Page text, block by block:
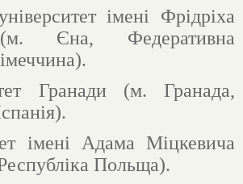
імені Фрідріха
Єна, Федеративна
Гранади (м. Гранада,
імені Адама Міцкевича
Польща).